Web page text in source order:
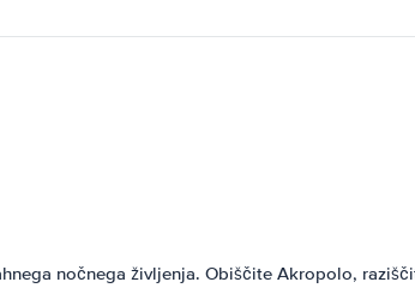
nočnega življenja. Obiščite Akropolo,